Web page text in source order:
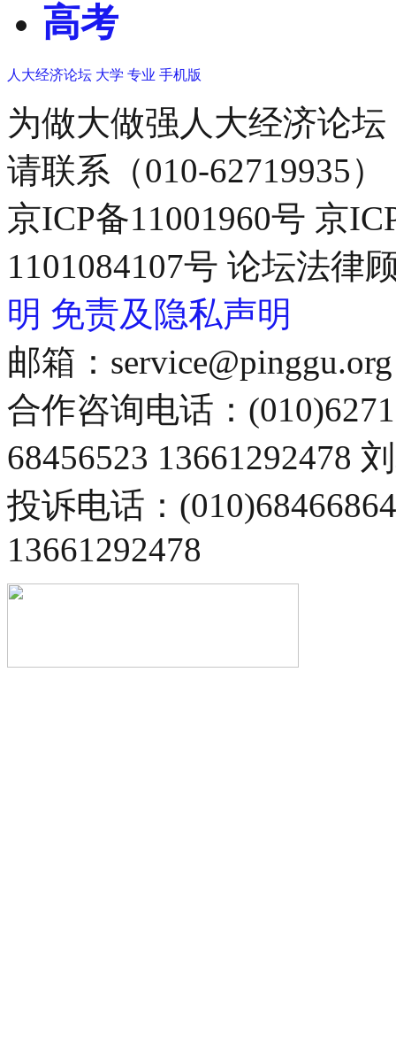
高考
人大经济论坛 大学 专业 手机版
为做大做强人大经济论
请联系（010-62719935）
京ICP备11001960号 京
1101084107号 论坛法律
明 免责及隐私声明
邮箱：service@pinggu.org
合作咨询电话：
68456523 13661292478
投诉电话：
13661292478